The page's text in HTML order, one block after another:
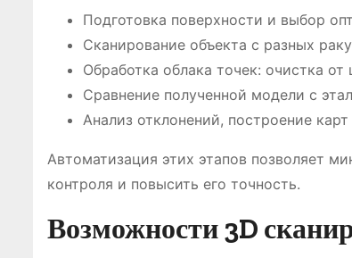
Подготовка поверхности и выбор
Сканирование объекта с разных
Обработка облака точек: очистка
Сравнение полученной модели с
Анализ отклонений, построение
Автоматизация этих этапов позволяет
контроля и повысить его точность.
Возможности 3D